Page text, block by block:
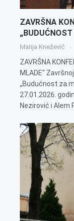
ZAVRŠNA
Marija Knežević
ZAVRŠNA
MLADE“
„Budućnost za
27.01.2026.
Nezirović i Alem